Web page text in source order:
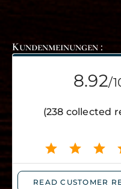
Kundenmeinungen :